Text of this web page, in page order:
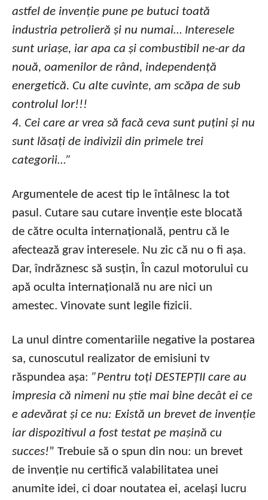
astfel de invenție pune pe butuci toată
industria petrolieră și nu numai… Interesele
sunt uriașe, iar apa ca și combustibil ne-ar da
nouă, oamenilor de rând, independență
energetică. Cu alte cuvinte, am scăpa de sub
controlul lor!!!
4. Cei care ar vrea să facă ceva sunt puțini și nu
sunt lăsați de indivizii din primele trei
categorii…”
Argumentele de acest tip le întâlnesc la tot
pasul. Cutare sau cutare invenție este blocată
de către oculta internațională, pentru că le
afectează grav interesele. Nu zic că nu o fi așa.
Dar, îndrăznesc să susțin, În cazul motorului cu
apă oculta internațională nu are nici un
amestec. Vinovate sunt legile fizicii.
La unul dintre comentariile negative la postarea
sa, cunoscutul realizator de emisiuni tv
răspundea așa: ”Pentru toți DESTEPȚII care au
impresia că nimeni nu știe mai bine decât ei ce
e adevărat și ce nu: Există un brevet de invenție
iar dispozitivul a fost testat pe mașină cu
succes!” Trebuie să o spun din nou: un brevet
de invenție nu certifică valabilitatea unei
anumite idei, ci doar noutatea ei, același lucru